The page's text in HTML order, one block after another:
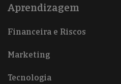
Aprendizagem
Financeira e Riscos
Marketing
Tecnologia